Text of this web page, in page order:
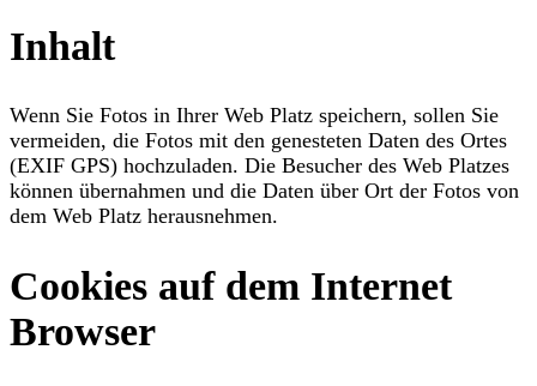
Inhalt
Wenn Sie Fotos in Ihrer Web Platz speichern, sollen Sie
vermeiden, die Fotos mit den genesteten Daten des Ortes
(EXIF GPS) hochzuladen. Die Besucher des Web Platzes
können übernahmen und die Daten über Ort der Fotos von
dem Web Platz herausnehmen.
Cookies auf dem Internet
Browser